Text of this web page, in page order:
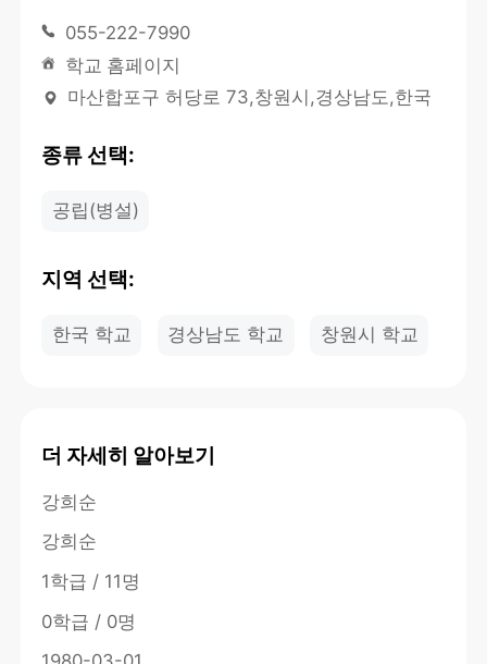
055-222-7990
학교 홈페이지
마산합포구 허당로 73,창원시,경상남도,한국
종류 선택:
공립(병설)
지역 선택:
한국 학교 경상남도 학교 창원시 학교
더 자세히 알아보기
강희순
강희순
1학급 / 11명
0학급 / 0명